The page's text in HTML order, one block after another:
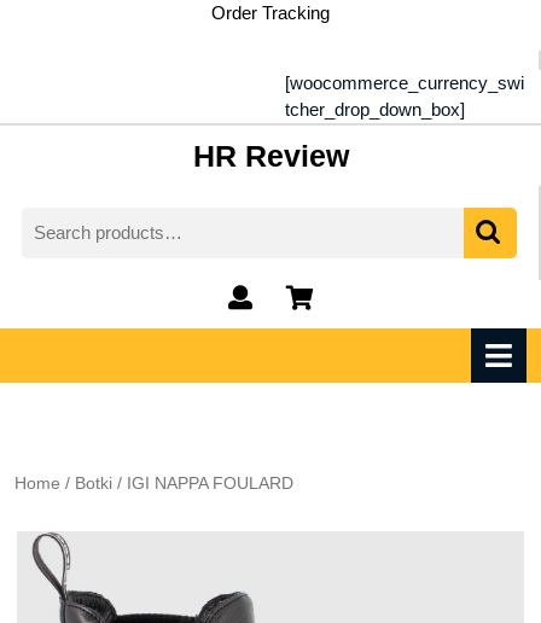
Order Tracking
[woocommerce_currency_swi
tcher_drop_down_box]
HR Review
for:
My
Account
shopping
cart
Home / Botki / IGI NAPPA FOULARD